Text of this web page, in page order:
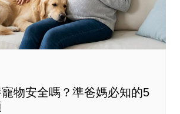
物安全嗎？準爸媽必知的5